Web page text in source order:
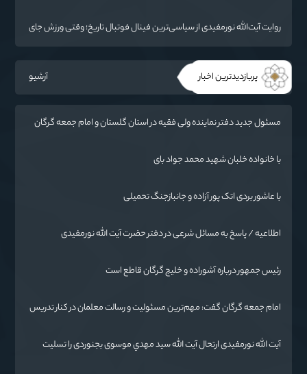
روایت آیت‌الله نورمفیدی از سیاسی‌ترین فینال فوتبال تاریخ؛ وقتی ورزش جای
پربازدیدترین اخبار آرشیو
مسئول جدید دفتر نماینده ولی فقیه در استان گلستان و امام جمعه گرگان
با خانواده خلبان شهید محمد جواد بای
با عاشور بردی اتک پور آزاده و جانبازجنگ تحمیلی
اطلاعیه / پاسخ به مسائل شرعی در دفتر حضرت آیت الله نورمفیدی
رئیس جمهور درباره آشوراده و خلیج گرگان قاطع است
امام جمعه گرگان گفت: مهم‌ترین مسئولیت و رسالت معلمان در کنار تدریس
ایران اسلامی است.
آیت الله نورمفیدی ارتحال آیت الله سيد مهدي موسوی بجنوردی را تسلیت